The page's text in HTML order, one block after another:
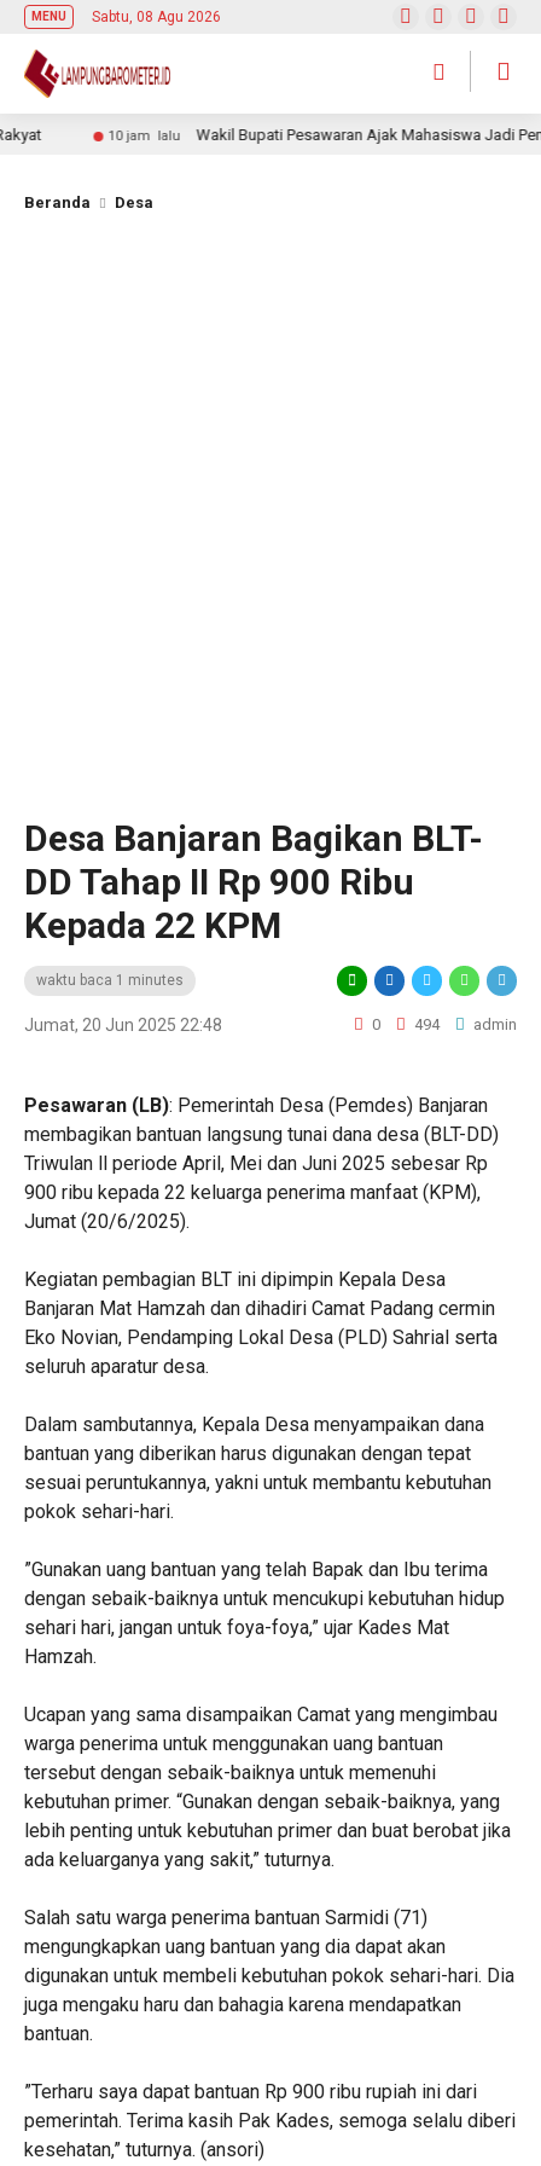
MENU Sabtu, 08 Agu 2026
10 jam lalu Wakil Bupati Pesawaran Ajak Mahasiswa Jadi
Beranda Desa
‎Desa Banjaran Bagikan BLT-
DD Tahap II Rp 900 Ribu
Kepada 22 KPM ‎ ‎
waktu baca 1 minutes
Jumat, 20 Jun 2025 22:48 0 494 admin
‎Pesawaran (LB): Pemerintah Desa (Pemdes) Banjaran
membagikan bantuan langsung tunai dana desa (BLT-DD)
Triwulan ll periode April, Mei dan Juni 2025 sebesar Rp
900 ribu kepada 22 keluarga penerima manfaat (KPM),
Jumat (20/6/2025).
‎Kegiatan pembagian BLT ini dipimpin Kepala Desa
Banjaran Mat Hamzah dan dihadiri Camat Padang cermin
Eko Novian, Pendamping Lokal Desa (PLD) Sahrial serta
seluruh aparatur desa.
‎Dalam sambutannya, Kepala Desa menyampaikan dana
bantuan yang diberikan harus digunakan dengan tepat
sesuai peruntukannya, yakni untuk membantu kebutuhan
pokok sehari-hari.
‎”Gunakan uang bantuan yang telah Bapak dan Ibu terima
dengan sebaik-baiknya untuk mencukupi kebutuhan hidup
sehari hari, jangan untuk foya-foya,” ujar Kades Mat
Hamzah.
‎Ucapan yang sama disampaikan Camat yang mengimbau
warga penerima untuk menggunakan uang bantuan
tersebut dengan sebaik-baiknya untuk memenuhi
kebutuhan primer. “Gunakan dengan sebaik-baiknya, yang
lebih penting untuk kebutuhan primer dan buat berobat jika
ada keluarganya yang sakit,” tuturnya.
‎Salah satu warga penerima bantuan Sarmidi (71)
mengungkapkan uang bantuan yang dia dapat akan
digunakan untuk membeli kebutuhan pokok sehari-hari. Dia
juga mengaku haru dan bahagia karena mendapatkan
bantuan.
‎”Terharu saya dapat bantuan Rp 900 ribu rupiah ini dari
pemerintah. Terima kasih Pak Kades, semoga selalu diberi
kesehatan,” tuturnya. (ansori)